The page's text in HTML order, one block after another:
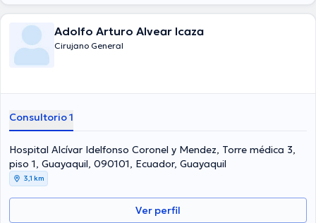
Adolfo Arturo Alvear Icaza
Cirujano General
Consultorio 1
Hospital Alcívar Idelfonso Coronel y Mendez, Torre médica 3,
piso 1, Guayaquil, 090101, Ecuador, Guayaquil
3,1 km
Ver perfil